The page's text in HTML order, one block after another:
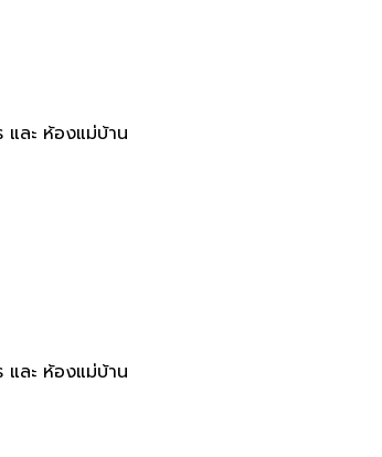
และ ห้องแม่บ้าน
และ ห้องแม่บ้าน